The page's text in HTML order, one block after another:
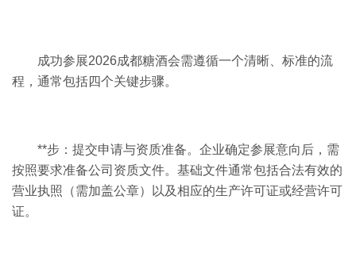
成功参展2026成都糖酒会需遵循一个清晰、标准的流
程，通常包括四个关键步骤。
**步：提交申请与资质准备。企业确定参展意向后，需
按照要求准备公司资质文件。基础文件通常包括合法有效的
营业执照（需加盖公章）以及相应的生产许可证或经营许可
证。